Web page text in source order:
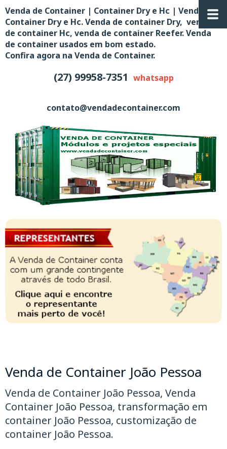
Venda de Container | Container Dry e Hc | Venda de
Container Dry e Hc. Venda de container Dry, venda
de container Hc, venda de container Reefer. Venda
de container usados em bom estado.
Confira agora na Venda de Container.
(27) 99958-7351 whatsapp
contato@vendadecontainer.com
Venda de Container João Pessoa
Venda de Container João Pessoa, Venda
Container João Pessoa, transformação em
container João Pessoa, customização de
container João Pessoa.